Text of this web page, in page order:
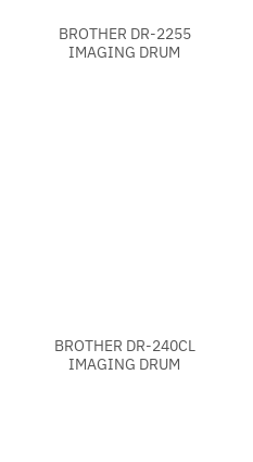
BROTHER DR-2255
IMAGING DRUM
BROTHER DR-240CL
IMAGING DRUM